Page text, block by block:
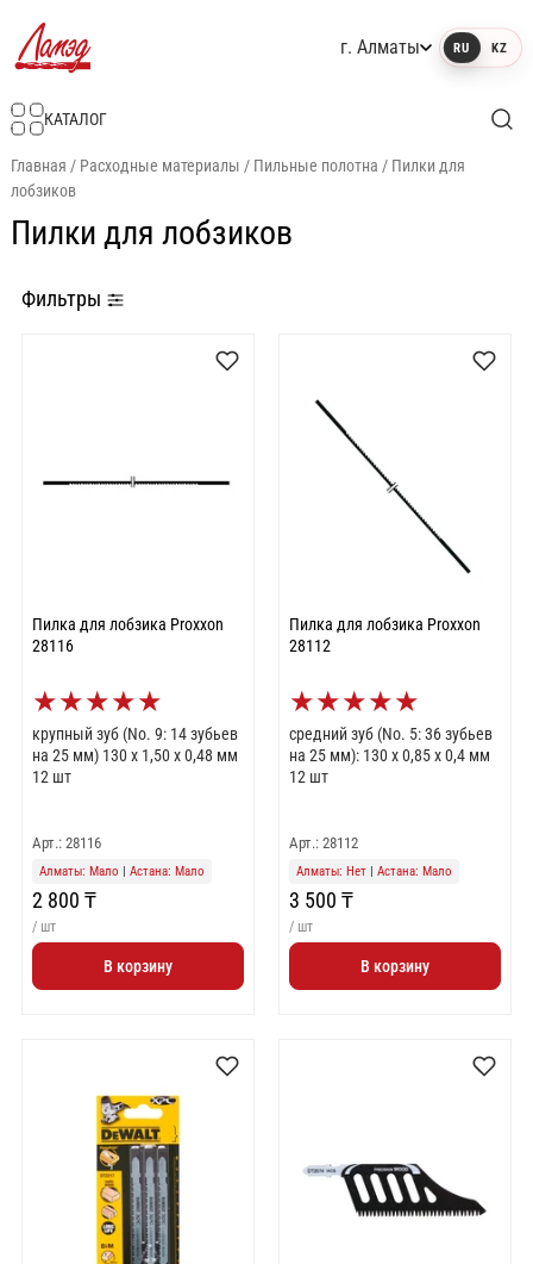
г. Алматы RU KZ
КАТАЛОГ
Главная / Расходные материалы / Пильные полотна / Пилки для
лобзиков
Пилки для лобзиков
Фильтры
Пилка для лобзика Proxxon
28116
★★★★★
крупный зуб (No. 9: 14 зубьев
на 25 мм) 130 x 1,50 x 0,48 мм
12 шт
Арт.: 28116
Алматы: Мало Астана: Мало
2 800 ₸
/ шт
В корзину
Пилка для лобзика Proxxon
28112
★★★★★
средний зуб (No. 5: 36 зубьев
на 25 мм): 130 x 0,85 x 0,4 мм
12 шт
Арт.: 28112
Алматы: Нет| Астана: Мало
3 500 ₸
/ шт
В корзину